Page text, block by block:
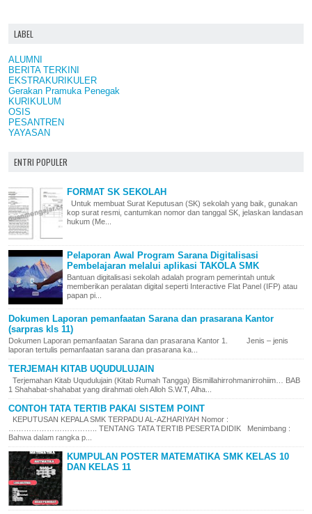
LABEL
ALUMNI
BERITA TERKINI
EKSTRAKURIKULER
Gerakan Pramuka Penegak
KURIKULUM
OSIS
PESANTREN
YAYASAN
ENTRI POPULER
FORMAT SK SEKOLAH
Untuk membuat Surat Keputusan (SK) sekolah yang baik, gunakan
kop surat resmi, cantumkan nomor dan tanggal SK, jelaskan landasan
hukum (Me...
Pelaporan Awal Program Sarana Digitalisasi
Pembelajaran melalui aplikasi TAKOLA SMK
Bantuan digitalisasi sekolah adalah program pemerintah untuk
memberikan peralatan digital seperti Interactive Flat Panel (IFP) atau
papan pi...
Dokumen Laporan pemanfaatan Sarana dan prasarana Kantor
(sarpras kls 11)
Dokumen Laporan pemanfaatan Sarana dan prasarana Kantor 1. Jenis – jenis
laporan tertulis pemanfaatan sarana dan prasarana ka...
TERJEMAH KITAB UQUDULUJAIN
Terjemahan Kitab Uqudulujain (Kitab Rumah Tangga) Bismillahirrohmanirrohiim… BAB
1 Shahabat-shahabat yang dirahmati oleh Alloh S.W.T, Alha...
CONTOH TATA TERTIB PAKAI SISTEM POINT
KEPUTUSAN KEPALA SMK TERPADU AL-AZHARIYAH Nomor :
…………………………….. TENTANG TATA TERTIB PESERTA DIDIK Menimbang :
Bahwa dalam rangka p...
KUMPULAN POSTER MATEMATIKA SMK KELAS 10
DAN KELAS 11